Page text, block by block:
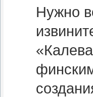
Нужно